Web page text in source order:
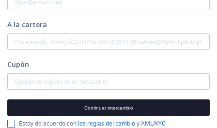
A la cartera
Cupón
Continuar intercambio
Estoy de acuerdo con las reglas del cambioyAML/KYC